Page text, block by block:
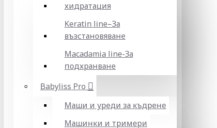
хидратация
Keratin line–За
възстановяване
Macadamia line-За
подхранване
Babyliss Pro
Маши и уреди за къдрене
Машинки и тримери